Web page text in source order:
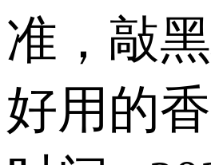
准，敲黑
好用的